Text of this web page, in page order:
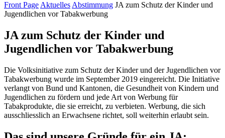
Front Page Aktuelles Abstimmung JA zum Schutz der Kinder und
Jugendlichen vor Tabakwerbung
JA zum Schutz der Kinder und
Jugendlichen vor Tabakwerbung
Die Volksinitiative zum Schutz der Kinder und der Jugendlichen vor
Tabakwerbung wurde im September 2019 eingereicht. Die Initiative
verlangt von Bund und Kantonen, die Gesundheit von Kindern und
Jugendlichen zu fördern und jede Art von Werbung für
Tabakprodukte, die sie erreicht, zu verbieten. Werbung, die sich
ausschliesslich an Erwachsene richtet, soll weiterhin erlaubt sein.